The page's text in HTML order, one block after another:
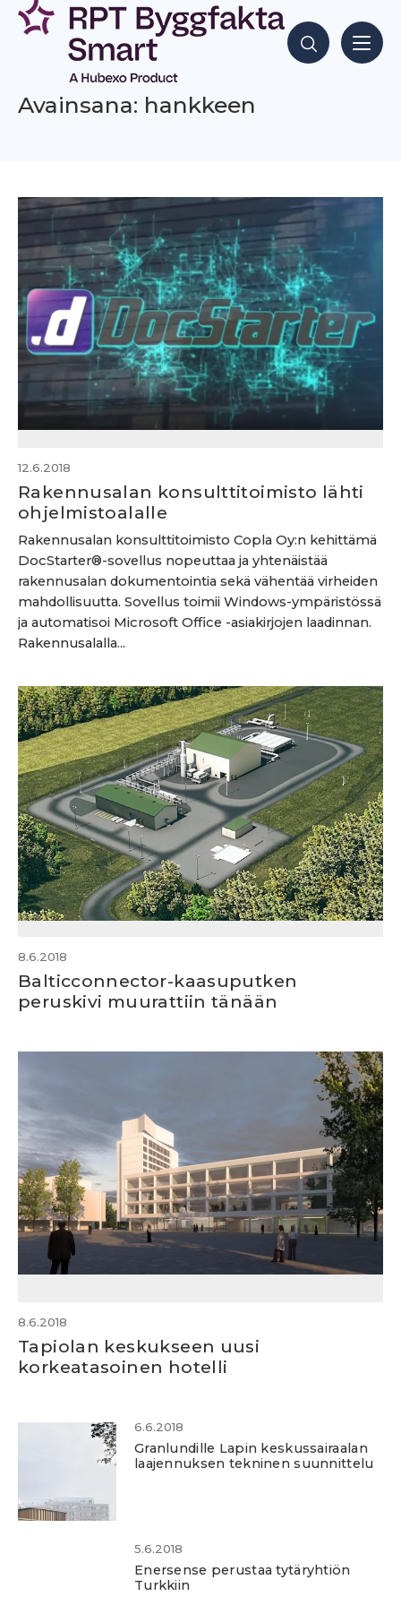
Siirry
sisältöön
Hae sisältöjä
Avainsana: hankkeen
12.6.2018
Rakennusalan konsulttitoimisto lähti
ohjelmistoalalle
Rakennusalan konsulttitoimisto Copla Oy:n kehittämä
DocStarter®-sovellus nopeuttaa ja yhtenäistää
rakennusalan dokumentointia sekä vähentää virheiden
mahdollisuutta. Sovellus toimii Windows-ympäristössä
ja automatisoi Microsoft Office -asiakirjojen laadinnan.
Rakennusalalla...
8.6.2018
Balticconnector-kaasuputken
peruskivi muurattiin tänään
8.6.2018
Tapiolan keskukseen uusi
korkeatasoinen hotelli
6.6.2018
Granlundille Lapin keskussairaalan
laajennuksen tekninen suunnittelu
5.6.2018
Enersense perustaa tytäryhtiön
Turkkiin